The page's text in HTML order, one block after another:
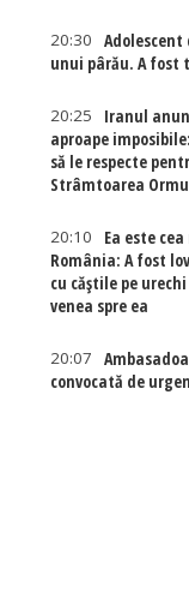
20:30
unui pârău. A
20:25
Iranul
aproape
să le respecte
Strâmtoarea
20:10
Ea este
România: A fost
cu căștile pe
venea spre ea
20:07
convocată de